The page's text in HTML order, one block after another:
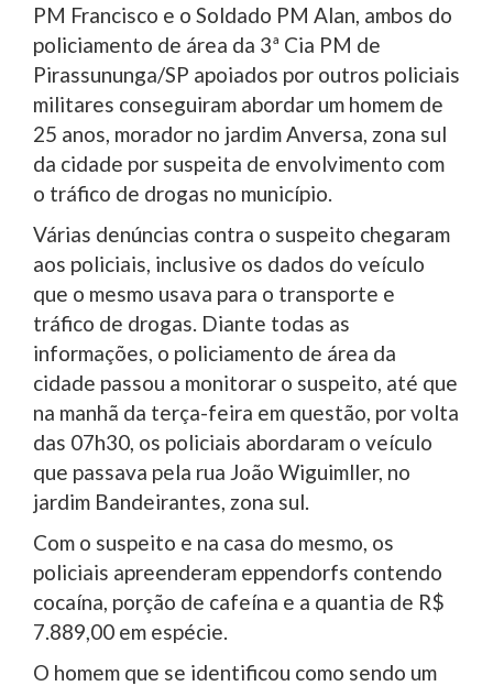
PM Francisco e o Soldado PM Alan, ambos do
policiamento de área da 3ª Cia PM de
Pirassununga/SP apoiados por outros policiais
militares conseguiram abordar um homem de
25 anos, morador no jardim Anversa, zona sul
da cidade por suspeita de envolvimento com
o tráfico de drogas no município.
Várias denúncias contra o suspeito chegaram
aos policiais, inclusive os dados do veículo
que o mesmo usava para o transporte e
tráfico de drogas. Diante todas as
informações, o policiamento de área da
cidade passou a monitorar o suspeito, até que
na manhã da terça-feira em questão, por volta
das 07h30, os policiais abordaram o veículo
que passava pela rua João Wiguimller, no
jardim Bandeirantes, zona sul.
Com o suspeito e na casa do mesmo, os
policiais apreenderam eppendorfs contendo
cocaína, porção de cafeína e a quantia de R$
7.889,00 em espécie.
O homem que se identificou como sendo um